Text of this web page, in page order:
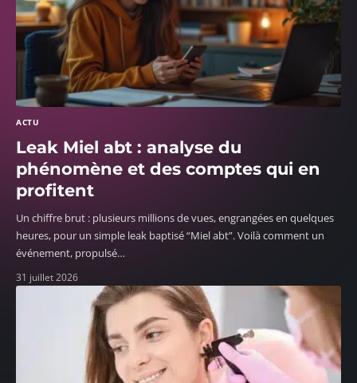
ACTU
Leak Miel abt : analyse du
phénomène et des comptes qui en
profitent
Un chiffre brut : plusieurs millions de vues, engrangées en quelques
heures, pour un simple leak baptisé “Miel abt”. Voilà comment un
événement, propulsé…
31 juillet 2026